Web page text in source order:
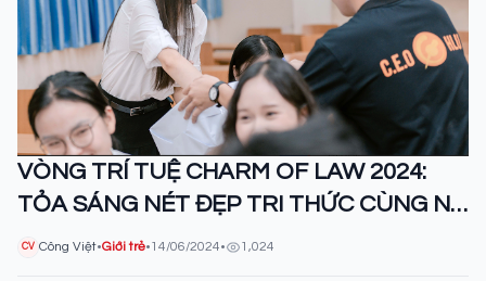
VÒNG TRÍ TUỆ CHARM OF LAW 2024:
TỎA SÁNG NÉT ĐẸP TRI THỨC CÙNG NỮ
SINH NGÀNH LUẬT
CV Công Việt•Giới trẻ•14/06/2024• 1,024